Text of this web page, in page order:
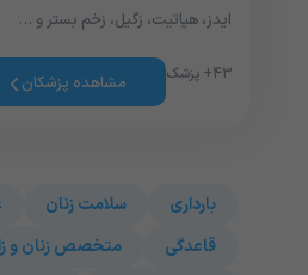
ایدز، هپاتیت، زگیل، زخم بستر و …
۴۳+ پزشک مشاهده پزشکان
بارداری سلامت زنان
قاعدگی
متخصص زنان و